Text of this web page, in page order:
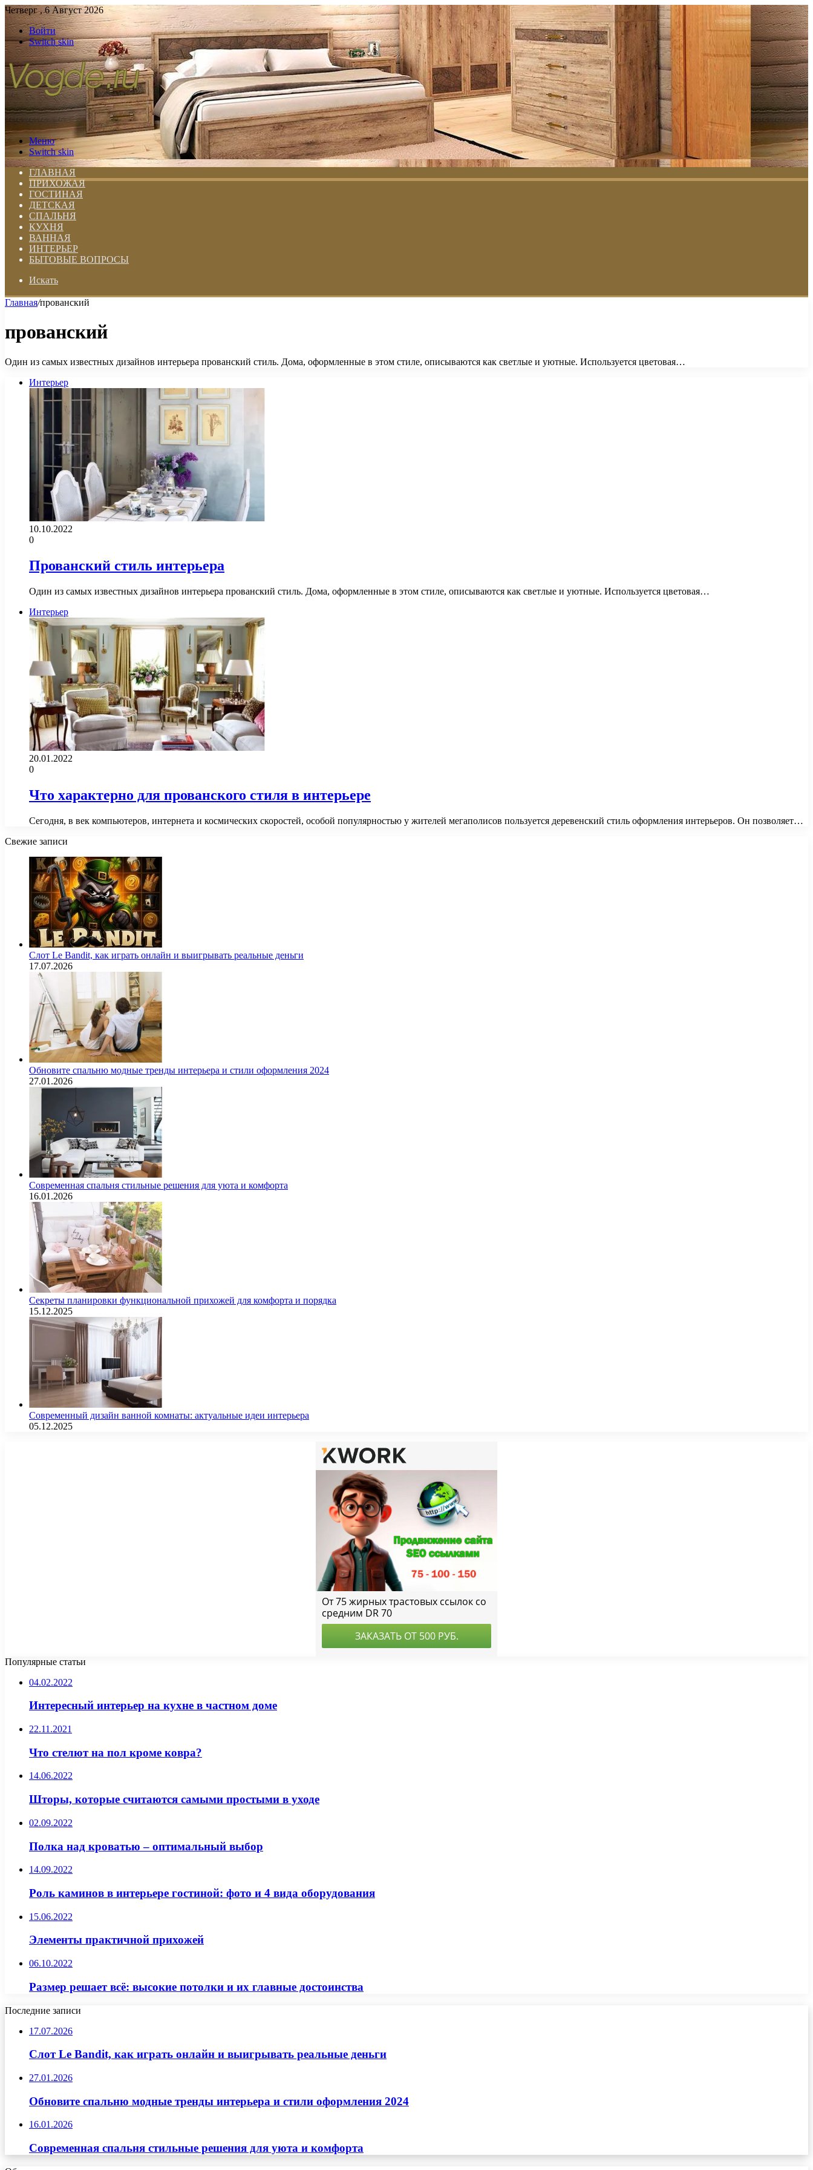
Четверг , 6 Август 2026
Войти
Switch skin
Меню
Switch skin
ГЛАВНАЯ
ПРИХОЖАЯ
ГОСТИНАЯ
ДЕТСКАЯ
СПАЛЬНЯ
КУХНЯ
ВАННАЯ
ИНТЕРЬЕР
БЫТОВЫЕ ВОПРОСЫ
Искать
Главная/прованский
прованский
Один из самых известных дизайнов интерьера прованский стиль. Дома, оформленные в этом стиле, описываются как светлые и уютные. Используется цветовая…
Интерьер
10.10.2022
0
Прованский стиль интерьера
Один из самых известных дизайнов интерьера прованский стиль. Дома, оформленные в этом стиле, описываются как светлые и уютные. Используется цветовая…
Интерьер
20.01.2022
0
Что характерно для прованского стиля в интерьере
Сегодня, в век компьютеров, интернета и космических скоростей, особой популярностью у жителей мегаполисов пользуется деревенский стиль оформления интерьеров. Он позволяет…
Свежие записи
Слот Le Bandit, как играть онлайн и выигрывать реальные деньги
17.07.2026
Обновите спальню модные тренды интерьера и стили оформления 2024
27.01.2026
Современная спальня стильные решения для уюта и комфорта
16.01.2026
Секреты планировки функциональной прихожей для комфорта и порядка
15.12.2025
Современный дизайн ванной комнаты: актуальные идеи интерьера
05.12.2025
Популярные статьи
04.02.2022
Интересный интерьер на кухне в частном доме
22.11.2021
Что стелют на пол кроме ковра?
14.06.2022
Шторы, которые считаются самыми простыми в уходе
02.09.2022
Полка над кроватью – оптимальный выбор
14.09.2022
Роль каминов в интерьере гостиной: фото и 4 вида оборудования
15.06.2022
Элементы практичной прихожей
06.10.2022
Размер решает всё: высокие потолки и их главные достоинства
Последние записи
17.07.2026
Слот Le Bandit, как играть онлайн и выигрывать реальные деньги
27.01.2026
Обновите спальню модные тренды интерьера и стили оформления 2024
16.01.2026
Современная спальня стильные решения для уюта и комфорта